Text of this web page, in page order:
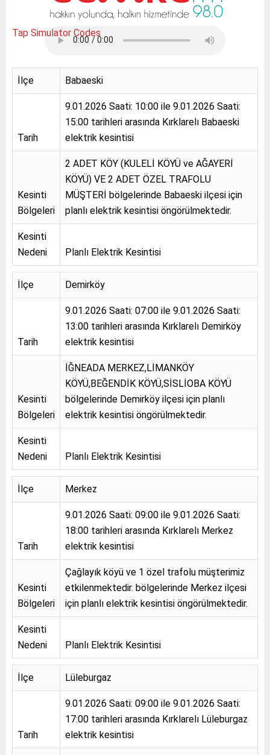
Tap Simulator Codes
İlçe Babaeski
Tarih
9.01.2026 Saati: 10:00 ile 9.01.2026 Saati:
15:00 tarihleri arasında Kırklarelı Babaeski
elektrik kesintisi
Kesinti
Bölgeleri
2 ADET KÖY (KULELİ KÖYÜ ve AĞAYERİ
KÖYÜ) VE 2 ADET ÖZEL TRAFOLU
MÜŞTERİ bölgelerinde Babaeski ilçesi için
planlı elektrik kesintisi öngörülmektedir.
Kesinti
Nedeni
Planlı Elektrik Kesintisi
İlçe Demirköy
Tarih
9.01.2026 Saati: 07:00 ile 9.01.2026 Saati:
13:00 tarihleri arasında Kırklarelı Demirköy
elektrik kesintisi
Kesinti
Bölgeleri
İĞNEADA MERKEZ,LİMANKÖY
KÖYÜ,BEĞENDİK KÖYÜ,SİSLİOBA KÖYÜ
bölgelerinde Demirköy ilçesi için planlı
elektrik kesintisi öngörülmektedir.
Kesinti
Nedeni
Planlı Elektrik Kesintisi
İlçe Merkez
Tarih
9.01.2026 Saati: 09:00 ile 9.01.2026 Saati:
18:00 tarihleri arasında Kırklarelı Merkez
elektrik kesintisi
Kesinti
Bölgeleri
Çağlayık köyü ve 1 özel trafolu müşterimiz
etkilenmektedir. bölgelerinde Merkez ilçesi
için planlı elektrik kesintisi öngörülmektedir.
Kesinti
Nedeni
Planlı Elektrik Kesintisi
İlçe Lüleburgaz
Tarih
9.01.2026 Saati: 09:00 ile 9.01.2026 Saati:
17:00 tarihleri arasında Kırklarelı Lüleburgaz
elektrik kesintisi